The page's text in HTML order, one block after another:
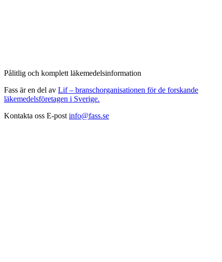
Pålitlig och komplett läkemedelsinformation
Fass är en del av Lif – branschorganisationen för de forskande
läkemedelsföretagen i Sverige.
Kontakta oss E-post info@fass.se